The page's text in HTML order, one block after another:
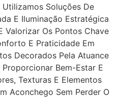
Soluções De
E Iluminação Estratégica
Valorizar Os Pontos Chave
E Praticidade Em
Decorados Pela Atuance
Bem-Estar E
Texturas E Elementos
Aconchego Sem Perder O